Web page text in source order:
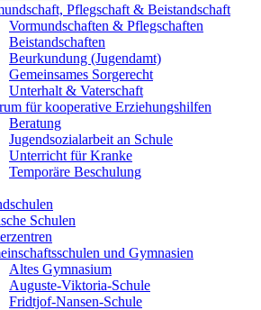
Pflegschaft & Beistandschaft
Vormundschaften & Pflegschaften
Beistandschaften
Beurkundung (Jugendamt)
Gemeinsames Sorgerecht
Unterhalt & Vaterschaft
für kooperative Erziehungshilfen
Beratung
Jugendsozialarbeit an Schule
Unterricht für Kranke
Temporäre Beschulung
Schulen
und Gymnasien
Altes Gymnasium
Auguste-Viktoria-Schule
Fridtjof-Nansen-Schule